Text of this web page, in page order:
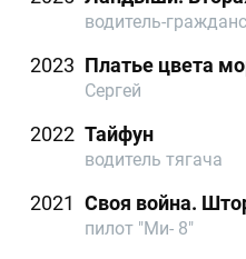
водитель-
2023 Платье цвета
Сергей
2022 Тайфун
водитель тягача
2021 Своя война.
пилот "Ми- 8"